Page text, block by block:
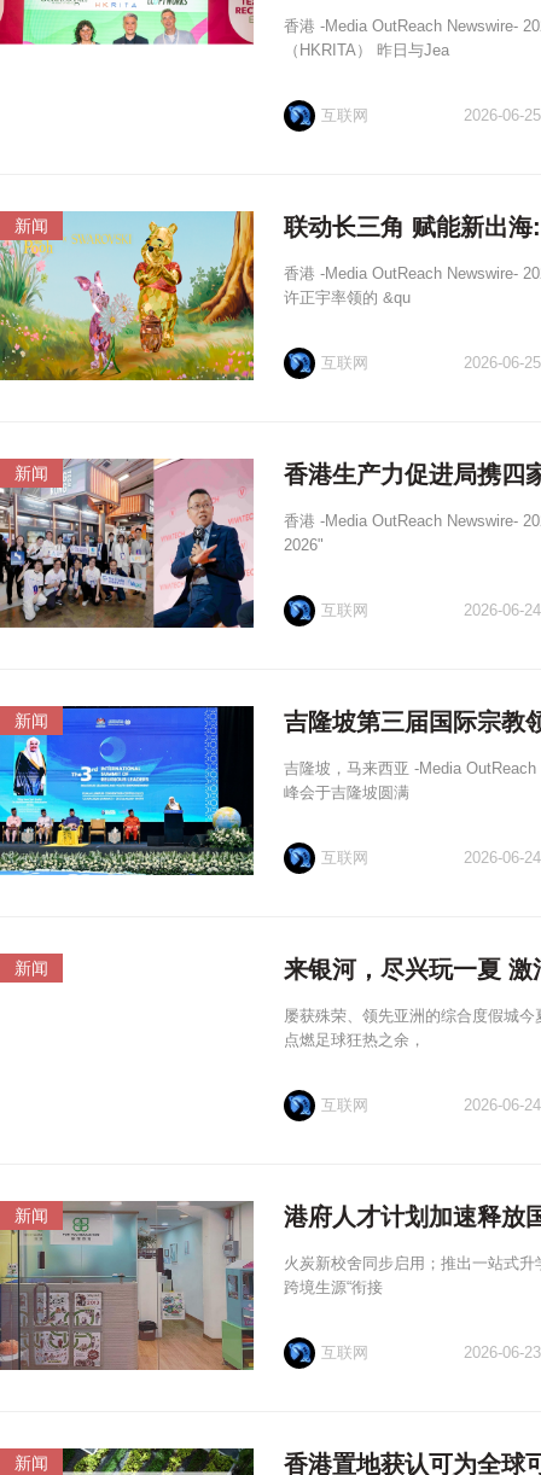
香港 -Media OutReach Newswire-
（HKRITA） 昨日与Jea
互联网 2026-06-25
新闻 联动长三角 赋能新出
香港 -Media OutReach Newswire-
许正宇率领的 &qu
互联网 2026-06-25
新闻 香港生产力促进局携四
香港 -Media OutReach Newswire-
2026"
互联网 2026-06-24
新闻 吉隆坡第三届国际宗教
吉隆坡，马来西亚 -Media
峰会于吉隆坡圆满
互联网 2026-06-24
新闻 来银河，尽兴玩一夏
屡获殊荣、领先亚洲的综合度假城
点燃足球狂热之余，
互联网 2026-06-24
新闻 港府人才计划加速释放
火炭新校舍同步启用；推出一站式
跨境生源“衔接
互联网 2026-06-23
新闻 香港置地获认可为全球